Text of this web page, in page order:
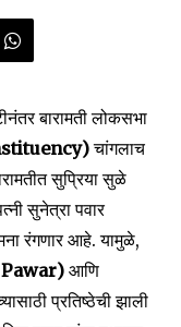
बारामती लोकसभा
चांगलाच
सुप्रिया सुळे
सुनेत्रा पवार
रंगणार आहे. यामुळे,
आणि
प्रतिष्ठेची झाली